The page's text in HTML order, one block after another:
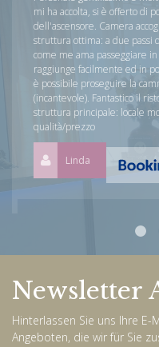
mi ha accolta, si è offerto di
dell'ascensore. Camera
struttura ottima: a due passi
come me ama passeggiare
raggiunge facilmente ed in
è possibile proseguire la
(incantevole). Fantastico il
struttura principale: locale
qualità/prezzo
Linda
Newsletter
Hinterlassen Sie uns Ihre
Angeboten, die wir für Sie